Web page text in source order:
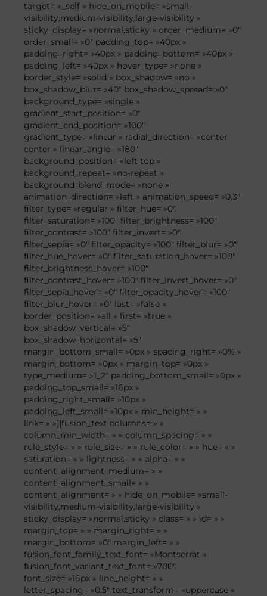
target= »_self » hide_on_mobile= »small-
visibility,medium-visibility,large-visibility »
sticky_display= »normal,sticky » order_medium= »0″
order_small= »0″ padding_top= »40px »
padding_right= »40px » padding_bottom= »40px »
padding_left= »40px » hover_type= »none »
border_style= »solid » box_shadow= »no »
box_shadow_blur= »40″ box_shadow_spread= »0″
background_type= »single »
gradient_start_position= »0″
gradient_end_position= »100″
gradient_type= »linear » radial_direction= »center
center » linear_angle= »180″
background_position= »left top »
background_repeat= »no-repeat »
background_blend_mode= »none »
animation_direction= »left » animation_speed= »0.3″
filter_type= »regular » filter_hue= »0″
filter_saturation= »100″ filter_brightness= »100″
filter_contrast= »100″ filter_invert= »0″
filter_sepia= »0″ filter_opacity= »100″ filter_blur= »0″
filter_hue_hover= »0″ filter_saturation_hover= »100″
filter_brightness_hover= »100″
filter_contrast_hover= »100″ filter_invert_hover= »0″
filter_sepia_hover= »0″ filter_opacity_hover= »100″
filter_blur_hover= »0″ last= »false »
border_position= »all » first= »true »
box_shadow_vertical= »5″
box_shadow_horizontal= »5″
margin_bottom_small= »0px » spacing_right= »0% »
margin_bottom= »0px » margin_top= »0px »
type_medium= »1_2″ padding_bottom_small= »0px »
padding_top_small= »16px »
padding_right_small= »10px »
padding_left_small= »10px » min_height= » »
link= » »][fusion_text columns= » »
column_min_width= » » column_spacing= » »
rule_style= » » rule_size= » » rule_color= » » hue= » »
saturation= » » lightness= » » alpha= » »
content_alignment_medium= » »
content_alignment_small= » »
content_alignment= » » hide_on_mobile= »small-
visibility,medium-visibility,large-visibility »
sticky_display= »normal,sticky » class= » » id= » »
margin_top= » » margin_right= » »
margin_bottom= »0″ margin_left= » »
fusion_font_family_text_font= »Montserrat »
fusion_font_variant_text_font= »700″
font_size= »16px » line_height= » »
letter_spacing= »0.5″ text_transform= »uppercase »